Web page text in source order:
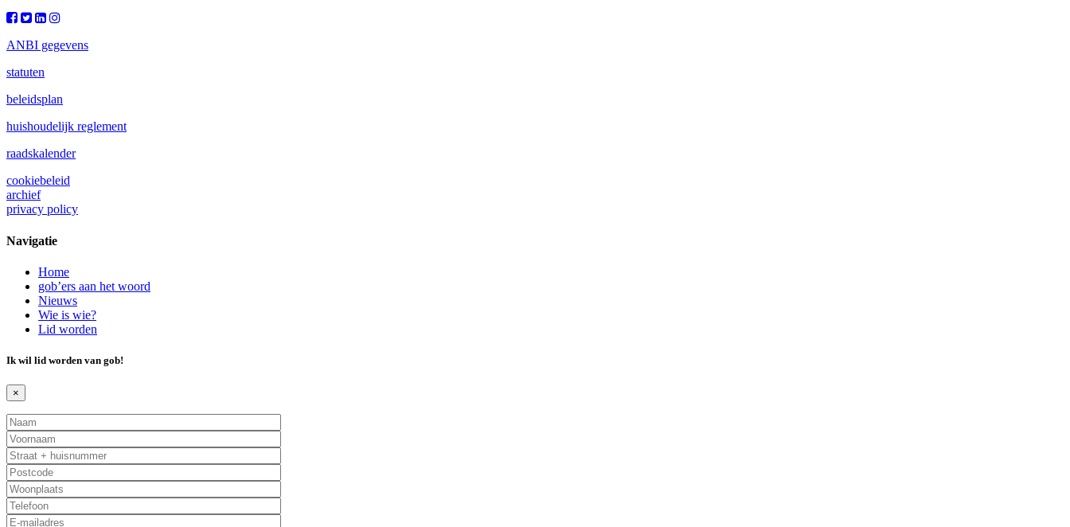
ANBI gegevens
statuten
beleidsplan
huishoudelijk reglement
raadskalender
cookiebeleid
archief
privacy policy
Navigatie
Home
gob’ers aan het woord
Nieuws
Wie is wie?
Lid worden
Ik wil lid worden van gob!
×